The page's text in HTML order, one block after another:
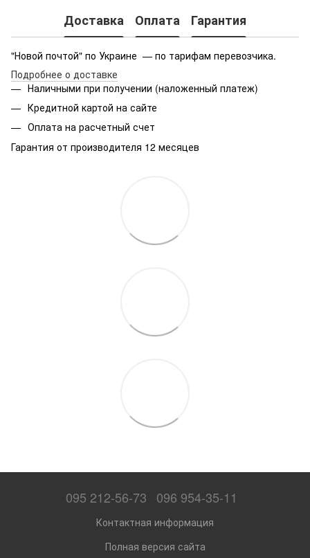
Доставка Оплата Гарантия
"Новой почтой" по Украине — по тарифам перевозчика.
Подробнее о доставке
Наличными при получении (наложенный платеж)
Кредитной картой на сайте
Оплата на расчетный счет
Гарантия от производителя 12 месяцев
095 212-56-73 096 954-35-11
Контактная информация
Полная версия сайта